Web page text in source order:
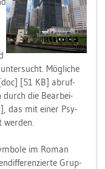
Mög­li­che
[51 KB] ab­ruf­
durch die Be­ar­bei­
das mit einer Psy­
wer­den.
im Roman
Grup­